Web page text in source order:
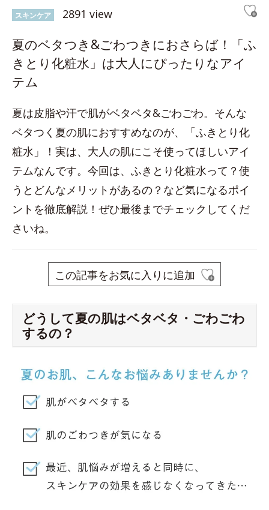
スキンケア 2891 view
夏のベタつき&ごわつきにおさらば！「ふ
きとり化粧水」は大人にぴったりなアイ
テム
夏は皮脂や汗で肌がベタベタ&ごわごわ。そんな
ベタつく夏の肌におすすめなのが、「ふきとり化
粧水」！実は、大人の肌にこそ使ってほしいアイ
テムなんです。今回は、ふきとり化粧水って？使
うとどんなメリットがあるの？など気になるポイ
ントを徹底解説！ぜひ最後までチェックしてくだ
さいね。
この記事をお気に入りに追加
どうして夏の肌はベタベタ・ごわごわ
するの？